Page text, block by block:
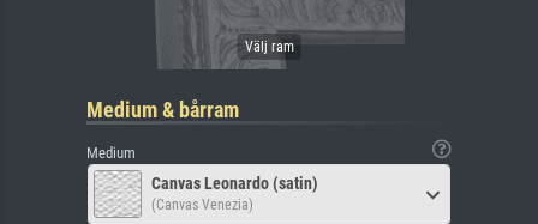
Medium & bårram
Medium
Canvas Leonardo (satin)
(Canvas Venezia)